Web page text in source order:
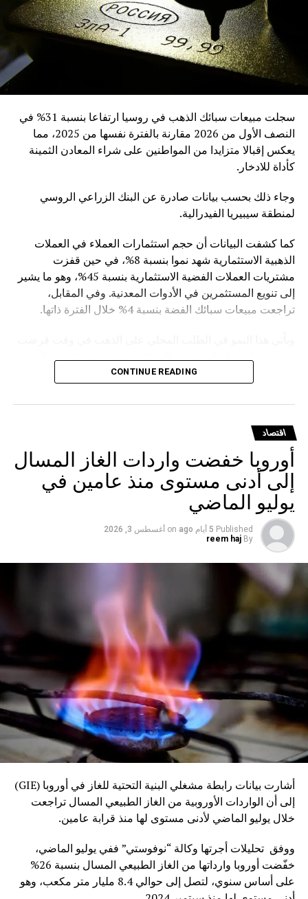
سجلت مبيعات سبائك الذهب في روسيا ارتفاعا بنسبة 31% في
النصف الأول من 2026 مقارنة بالفترة نفسها من 2025، مما
يعكس إقبالا متزايدا من المواطنين على شراء المعادن الثمينة
كأداة للادخار.
وجاء ذلك بحسب بيانات صادرة عن البنك الزراعي الروسي
لمنطقة سيبيريا الفيدرالية.
كما كشفت البيانات أن حجم استثمارات العملاء في العملات
الذهبية الاستثمارية شهد نموا بنسبة 8%، في حين قفزت
مشتريات العملات الفضية الاستثمارية بنسبة 45%، وهو ما يشير
إلى تنويع المستثمرين في الأدوات المعدنية. وفي المقابل،
تراجعت مبيعات سبائك الفضة بنسبة 4% خلال الفترة ذاتها.
بوتين في مارس الماضي مرسوما يمنع تصدير سبائك الذهب التي
يتجاوز وزنها الإجمالي 100 غرام، مع استثناءات للمسافرين
المغادرين من مطارات موسكو الثلاثة (شيريميتيفو ودوموديدوفو
وفنوكوفو) ومطار فلاديفوستوك (كنيفيتشي) بشرط حصولهم
على تصريح مسبق من هيئة الرقابة الروسية على المعادن
الثمينة.
CONTINUE READING
اقتصاد
أوروبا خفضت واردات الغاز المسال
إلى أدنى مستوى منذ عامين في
يوليو الماضي
Published 5 أيام ago on أغسطس 3, 2026
By
reem haj
أشارت بيانات رابطة مشغلي البنية التحتية للغاز في أوروبا (GIE)
إلى أن الواردات الأوروبية من الغاز الطبيعي المسال تراجعت
خلال يوليو الماضي لأدنى مستوى لها منذ قرابة عامين.
ووفق تحليلات أجرتها وكالة “نوفوستي” ففي يوليو الماضي،
خفّضت أوروبا وارداتها من الغاز الطبيعي المسال بنسبة 26%
على أساس سنوي، لتصل إلى حوالي 8.4 مليار متر مكعب، وهو